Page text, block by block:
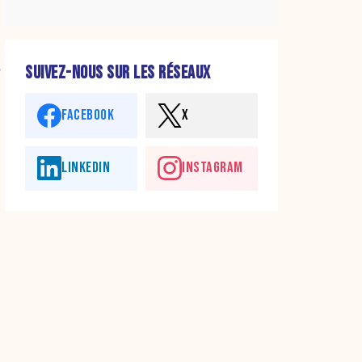
SUIVEZ-NOUS SUR LES RÉSEAUX
FACEBOOK X
LINKEDIN INSTAGRAM